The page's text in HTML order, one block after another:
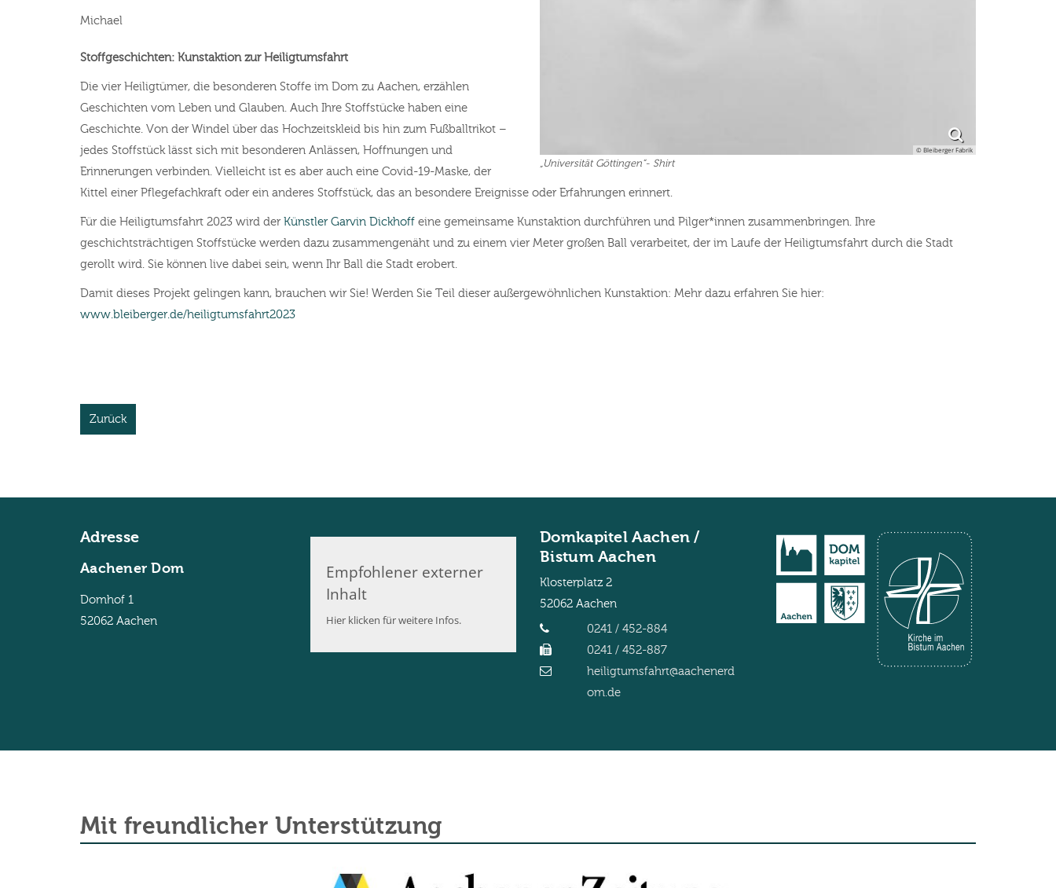
© Bleiberger Fabrik
„Universität Göttingen“- Shirt
Michael
Stoffgeschichten: Kunstaktion zur Heiligtumsfahrt
Die vier Heiligtümer, die besonderen Stoffe im Dom zu Aachen, erzählen
Geschichten vom Leben und Glauben. Auch Ihre Stoffstücke haben eine
Geschichte. Von der Windel über das Hochzeitskleid bis hin zum Fußballtrikot –
jedes Stoffstück lässt sich mit besonderen Anlässen, Hoffnungen und
Erinnerungen verbinden. Vielleicht ist es aber auch eine Covid-19-Maske, der
Kittel einer Pflegefachkraft oder ein anderes Stoffstück, das an besondere Ereignisse oder Erfahrungen erinnert.
Für die Heiligtumsfahrt 2023 wird der Künstler Garvin Dickhoff eine gemeinsame Kunstaktion durchführen und Pilger*innen zusammenbringen. Ihre
geschichtsträchtigen Stoffstücke werden dazu zusammengenäht und zu einem vier Meter großen Ball verarbeitet, der im Laufe der Heiligtumsfahrt durch die Stadt
gerollt wird. Sie können live dabei sein, wenn Ihr Ball die Stadt erobert.
Damit dieses Projekt gelingen kann, brauchen wir Sie! Werden Sie Teil dieser außergewöhnlichen Kunstaktion: Mehr dazu erfahren Sie hier:
www.bleiberger.de/heiligtumsfahrt2023
Zurück
Adresse
Aachener Dom
Domhof 1
52062 Aachen
Empfohlener externer
Inhalt
Hier klicken für weitere Infos.
Domkapitel Aachen /
Bistum Aachen
Klosterplatz 2
52062 Aachen
0241 / 452-884
0241 / 452-887
heiligtumsfahrt@aachenerd
om.de
Mit freundlicher Unterstützung